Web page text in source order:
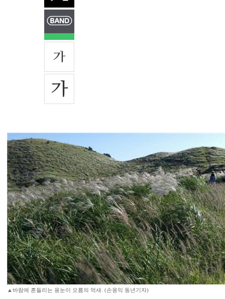
▲바람에 흔들리는 용눈이 오름의 억새. (손웅익 동년기자)